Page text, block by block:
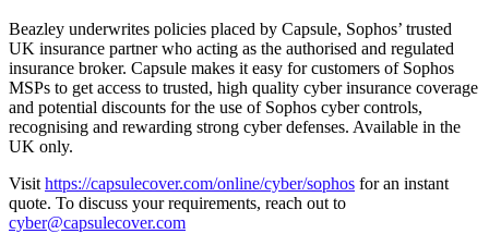
Beazley underwrites policies placed by Capsule, Sophos’ trusted
UK insurance partner who acting as the authorised and regulated
insurance broker. Capsule makes it easy for customers of Sophos
MSPs to get access to trusted, high quality cyber insurance coverage
and potential discounts for the use of Sophos cyber controls,
recognising and rewarding strong cyber defenses. Available in the
UK only.
Visit https://capsulecover.com/online/cyber/sophos for an instant
quote. To discuss your requirements, reach out to
cyber@capsulecover.com